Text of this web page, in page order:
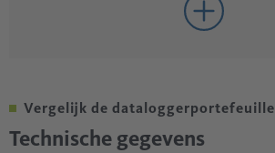
Vergelijk de dataloggerportefeuille
Technische gegevens